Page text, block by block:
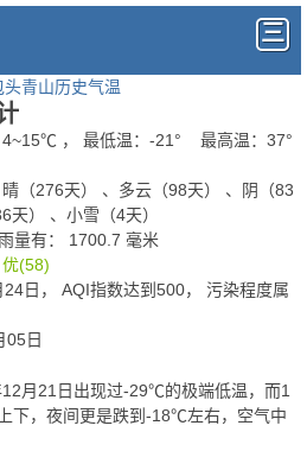
头青山历史气温
4~15℃ ， 最低温： -21° 最高温： 37°
晴（276天） 、多云（98天） 、阴（83
天） 、小雪（4天）
量有： 1700.7 毫米
优(58)
日， AQI指数达到500， 污染程度属
05日
月21日出现过-29℃的极端低温，而1
下，夜间更是跌到-18℃左右，空气中